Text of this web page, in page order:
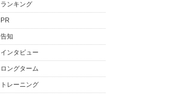
ランキング
PR
告知
インタビュー
ロングターム
トレーニング